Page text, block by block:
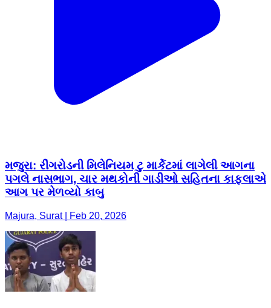
મજુરા: રીંગરોડની મિલેનિયમ ટુ માર્કેટમાં લાગેલી આગના
પગલે નાસભાગ, ચાર મથકોની ગાડીઓ સહિતના કાફલાએ
આગ પર મેળવ્યો કાબુ
Majura, Surat | Feb 20, 2026